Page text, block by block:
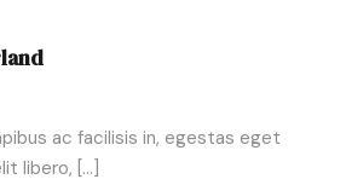
ac facilisis in, egestas eget
libero, […]